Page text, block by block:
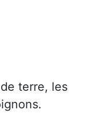
terre, les